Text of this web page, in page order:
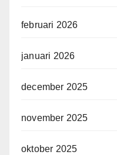
februari 2026
januari 2026
december 2025
november 2025
oktober 2025